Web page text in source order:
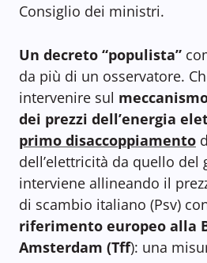
Consiglio dei ministri.
Un decreto “populista”
da più di un osservatore.
intervenire sul
dei prezzi dell’energia
primo disaccoppiamento
dell’elettricità da quello del
interviene allineando il
di scambio italiano (Psv)
riferimento europeo alla
Amsterdam (Tff): una